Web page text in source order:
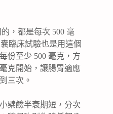
，都是每次 500 毫
臨床試驗也是用這個
份至少 500 毫克，方
克開始，讓腸胃適應
三次。
檗鹼半衰期短，分次